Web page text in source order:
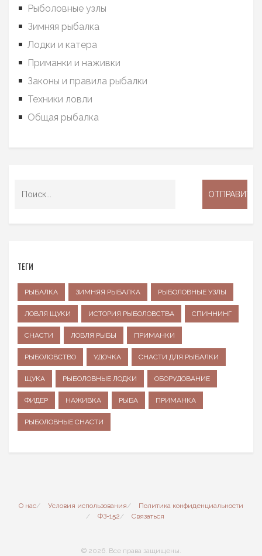
Рыболовные узлы
Зимняя рыбалка
Лодки и катера
Приманки и наживки
Законы и правила рыбалки
Техники ловли
Общая рыбалка
ТЕГИ
РЫБАЛКА ЗИМНЯЯ РЫБАЛКА РЫБОЛОВНЫЕ УЗЛЫ
ЛОВЛЯ ЩУКИ ИСТОРИЯ РЫБОЛОВСТВА СПИННИНГ
СНАСТИ ЛОВЛЯ РЫБЫ ПРИМАНКИ
РЫБОЛОВСТВО УДОЧКА СНАСТИ ДЛЯ РЫБАЛКИ
ЩУКА РЫБОЛОВНЫЕ ЛОДКИ ОБОРУДОВАНИЕ
ФИДЕР НАЖИВКА РЫБА ПРИМАНКА
РЫБОЛОВНЫЕ СНАСТИ
О нас Условия использования
Политика конфиденциальности
ФЗ-152
Связаться
© 2026. Все права защищены.